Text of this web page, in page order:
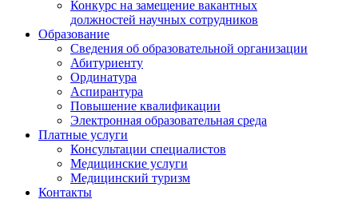
Конкурс на замещение вакантных
должностей научных сотрудников
Образование
Сведения об образовательной организации
Абитуриенту
Ординатура
Аспирантура
Повышение квалификации
Электронная образовательная среда
Платные услуги
Консультации специалистов
Медицинские услуги
Медицинский туризм
Контакты